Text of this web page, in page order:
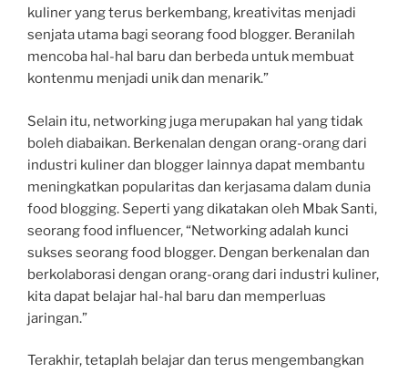
kuliner yang terus berkembang, kreativitas menjadi
senjata utama bagi seorang food blogger. Beranilah
mencoba hal-hal baru dan berbeda untuk membuat
kontenmu menjadi unik dan menarik.”
Selain itu, networking juga merupakan hal yang tidak
boleh diabaikan. Berkenalan dengan orang-orang dari
industri kuliner dan blogger lainnya dapat membantu
meningkatkan popularitas dan kerjasama dalam dunia
food blogging. Seperti yang dikatakan oleh Mbak Santi,
seorang food influencer, “Networking adalah kunci
sukses seorang food blogger. Dengan berkenalan dan
berkolaborasi dengan orang-orang dari industri kuliner,
kita dapat belajar hal-hal baru dan memperluas
jaringan.”
Terakhir, tetaplah belajar dan terus mengembangkan